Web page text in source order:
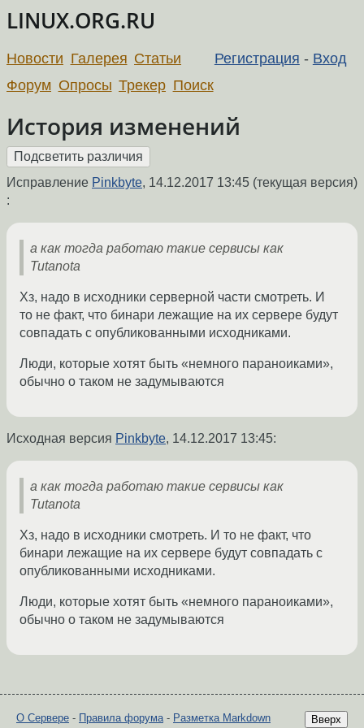
LINUX.ORG.RU
Регистрация - Вход
Новости Галерея Статьи
Форум Опросы Трекер Поиск
История изменений
Исправление Pinkbyte, 14.12.2017 13:45 (текущая версия)
:
а как тогда работаю такие сервисы как
Tutanota
Хз, надо в исходники серверной части смотреть. И
то не факт, что бинари лежащие на их сервере будут
совпадать с опубликованными исходниками.
Люди, которые хотят быть «немного параноиками»,
обычно о таком не задумываются
Исходная версия Pinkbyte, 14.12.2017 13:45:
а как тогда работаю такие сервисы как
Tutanota
Хз, надо в исходники смотреть. И то не факт, что
бинари лежащие на их сервере будут совпадать с
опубликованными исходниками.
Люди, которые хотят быть «немного параноиками»,
обычно о таком не задумываются
Вверх
О Сервере - Правила форума- Разметка Markdown